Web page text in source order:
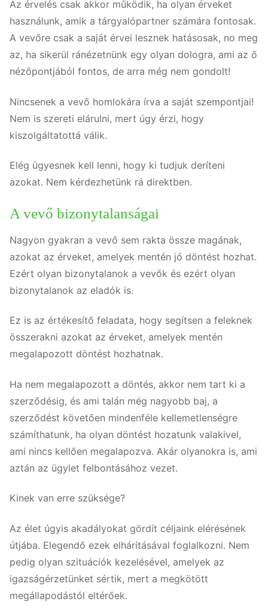
Az érvelés csak akkor működik, ha olyan érveket
használunk, amik a tárgyalópartner számára fontosak.
A vevőre csak a saját érvei lesznek hatásosak, no meg
az, ha sikerül ránézetnünk egy olyan dologra, ami az ő
nézőpontjából fontos, de arra még nem gondolt!
Nincsenek a vevő homlokára írva a saját szempontjai!
Nem is szereti elárulni, mert úgy érzi, hogy
kiszolgáltatottá válik.
Elég ügyesnek kell lenni, hogy ki tudjuk deríteni
azokat. Nem kérdezhetünk rá direktben.
A vevő bizonytalanságai
Nagyon gyakran a vevő sem rakta össze magának,
azokat az érveket, amelyek mentén jó döntést hozhat.
Ezért olyan bizonytalanok a vevők és ezért olyan
bizonytalanok az eladók is.
Ez is az értékesítő feladata, hogy segítsen a feleknek
összerakni azokat az érveket, amelyek mentén
megalapozott döntést hozhatnak.
Ha nem megalapozott a döntés, akkor nem tart ki a
szerződésig, és ami talán még nagyobb baj, a
szerződést követően mindenféle kellemetlenségre
számíthatunk, ha olyan döntést hozatunk valakivel,
ami nincs kellően megalapozva. Akár olyanokra is, ami
aztán az ügylet felbontásához vezet.
Kinek van erre szüksége?
Az élet úgyis akadályokat gördít céljaink elérésének
útjába. Elegendő ezek elhárításával foglalkozni. Nem
pedig olyan szituációk kezelésével, amelyek az
igazságérzetünket sértik, mert a megkötött
megállapodástól eltérőek.